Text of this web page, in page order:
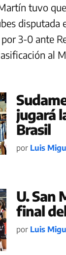
tuvo
disputada
3-0 ante
al
jugará
Brasil
por Luis
U. San
final
por Luis